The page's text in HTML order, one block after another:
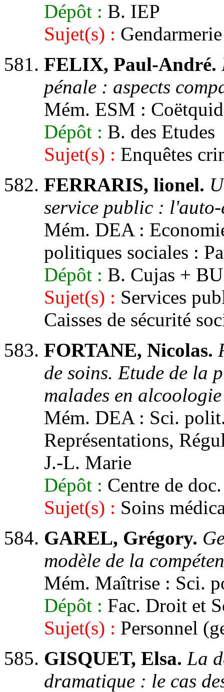
Dépôt : B. IEP
Sujet(s) :
FELIX, Paul-André.
pénale : aspects
Mém. ESM :
Dépôt : B. des Etudes
Sujet(s) : Enquêtes
FERRARIS, lionel.
service public : l'auto-
Mém. DEA :
politiques sociales :
Dépôt : B. Cujas +
Sujet(s) : Services
Caisses de sécurité
FORTANE, Nicolas.
de soins. Etude de la
malades en
Mém. DEA : Sci.
Représentations,
J.-L. Marie
Dépôt : Centre de doc.
Sujet(s) : Soins
GAREL, Grégory.
modèle de la
Mém. Maîtrise : Sci.
Dépôt : Fac. Droit et
Sujet(s) : Personnel
GISQUET, Elsa. La
dramatique : le cas